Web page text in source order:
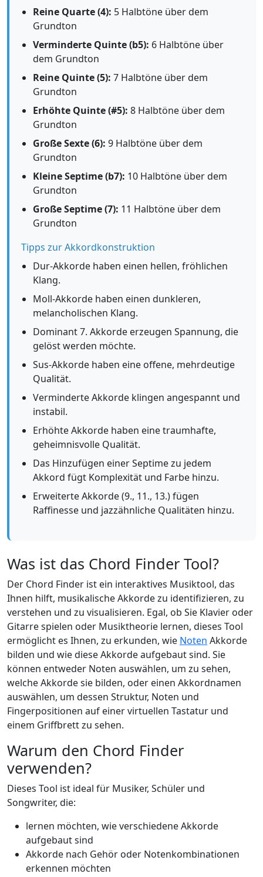
Reine Quarte (4): 5 Halbtöne über dem
Grundton
Verminderte Quinte (b5): 6 Halbtöne über
dem Grundton
Reine Quinte (5): 7 Halbtöne über dem
Grundton
Erhöhte Quinte (#5): 8 Halbtöne über dem
Grundton
Große Sexte (6): 9 Halbtöne über dem
Grundton
Kleine Septime (b7): 10 Halbtöne über dem
Grundton
Große Septime (7): 11 Halbtöne über dem
Grundton
Tipps zur Akkordkonstruktion
Dur-Akkorde haben einen hellen, fröhlichen
Klang.
Moll-Akkorde haben einen dunkleren,
melancholischen Klang.
Dominant 7. Akkorde erzeugen Spannung, die
gelöst werden möchte.
Sus-Akkorde haben eine offene, mehrdeutige
Qualität.
Verminderte Akkorde klingen angespannt und
instabil.
Erhöhte Akkorde haben eine traumhafte,
geheimnisvolle Qualität.
Das Hinzufügen einer Septime zu jedem
Akkord fügt Komplexität und Farbe hinzu.
Erweiterte Akkorde (9., 11., 13.) fügen
Raffinesse und jazzähnliche Qualitäten hinzu.
Was ist das Chord Finder Tool?
Der Chord Finder ist ein interaktives Musiktool, das
Ihnen hilft, musikalische Akkorde zu identifizieren, zu
verstehen und zu visualisieren. Egal, ob Sie Klavier oder
Gitarre spielen oder Musiktheorie lernen, dieses Tool
ermöglicht es Ihnen, zu erkunden, wie Noten Akkorde
bilden und wie diese Akkorde aufgebaut sind. Sie
können entweder Noten auswählen, um zu sehen,
welche Akkorde sie bilden, oder einen Akkordnamen
auswählen, um dessen Struktur, Noten und
Fingerpositionen auf einer virtuellen Tastatur und
einem Griffbrett zu sehen.
Warum den Chord Finder
verwenden?
Dieses Tool ist ideal für Musiker, Schüler und
Songwriter, die:
lernen möchten, wie verschiedene Akkorde
aufgebaut sind
Akkorde nach Gehör oder Notenkombinationen
erkennen möchten